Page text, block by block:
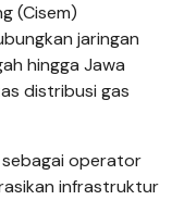
(Cisem)
jaringan
hingga Jawa
distribusi gas
sebagai operator
infrastruktur